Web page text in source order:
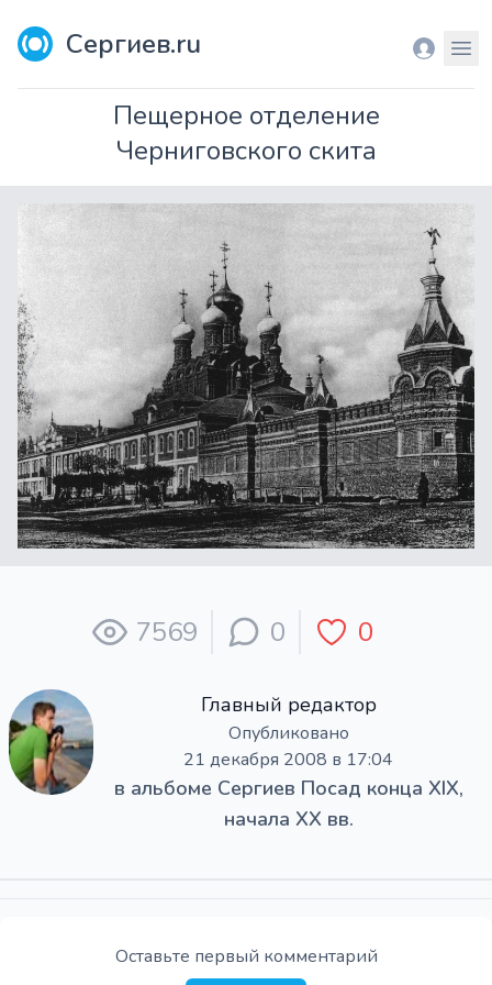
Сергиев.ru Вход
Пещерное отделение
Черниговского скита
7569 0 0
Главный редактор
Опубликовано
21 декабря 2008 в 17:04
в альбоме Сергиев Посад конца XIX,
начала XX вв.
Оставьте первый комментарий